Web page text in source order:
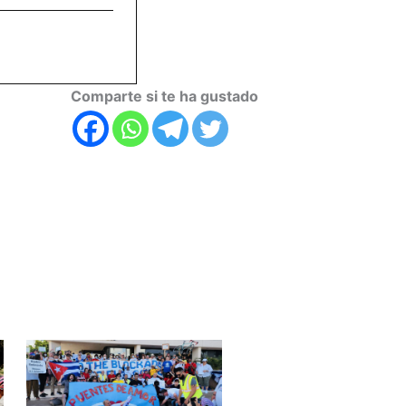
Comparte si te ha gustado